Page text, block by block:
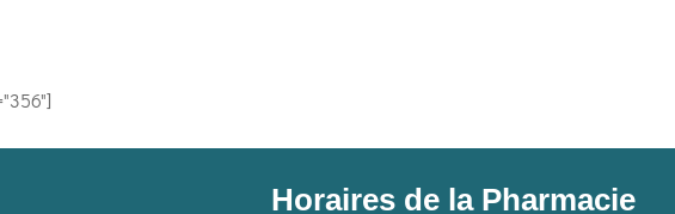
Horaires de la Pharmacie